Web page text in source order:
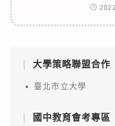
大學策略聯盟合作
臺北市立大學
國中教育會考專區